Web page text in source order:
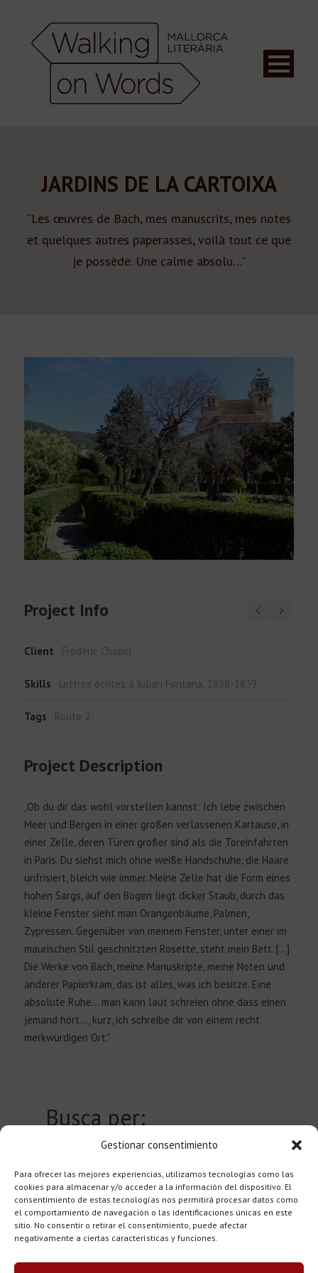
Gestionar consentimiento
Para ofrecer las mejores experiencias, utilizamos tecnologías como las
cookies para almacenar y/o acceder a la información del dispositivo. El
consentimiento de estas tecnologías nos permitirá procesar datos como
el comportamiento de navegación o las identificaciones únicas en este
sitio. No consentir o retirar el consentimiento, puede afectar
negativamente a ciertas características y funciones.
Deutsch
JARDINS DE LA CARTOIXA
“Les œuvres de Bach, mes manuscrits, mes notes
et quelques autres paperasses, voilà tout ce que
je possède. Une calme absolu…”
Project Info
Client Frédéric Chopin
Skills Lettres écrites à Julian Fontana, 1838-1839
Tags Route 2
Project Description
„Ob du dir das wohl vorstellen kannst: Ich lebe zwischen
Meer und Bergen in einer großen verlassenen Kartause, in
einer Zelle, deren Türen größer sind als die Toreinfahrten
in Paris. Du siehst mich ohne weiße Handschuhe, die Haare
unfrisiert, bleich wie immer. Meine Zelle hat die Form eines
hohen Sargs, auf den Bögen liegt dicker Staub, durch das
kleine Fenster sieht man Orangenbäume, Palmen,
Zypressen. Gegenüber von meinem Fenster, unter einer im
maurischen Stil geschnitzten Rosette, steht mein Bett. […]
Die Werke von Bach, meine Manuskripte, meine Noten und
anderer Papierkram, das ist alles, was ich besitze. Eine
absolute Ruhe… man kann laut schreien ohne dass einen
jemand hört…, kurz, ich schreibe dir von einem recht
merkwürdigen Ort.“
Busca per:
Urheber 0